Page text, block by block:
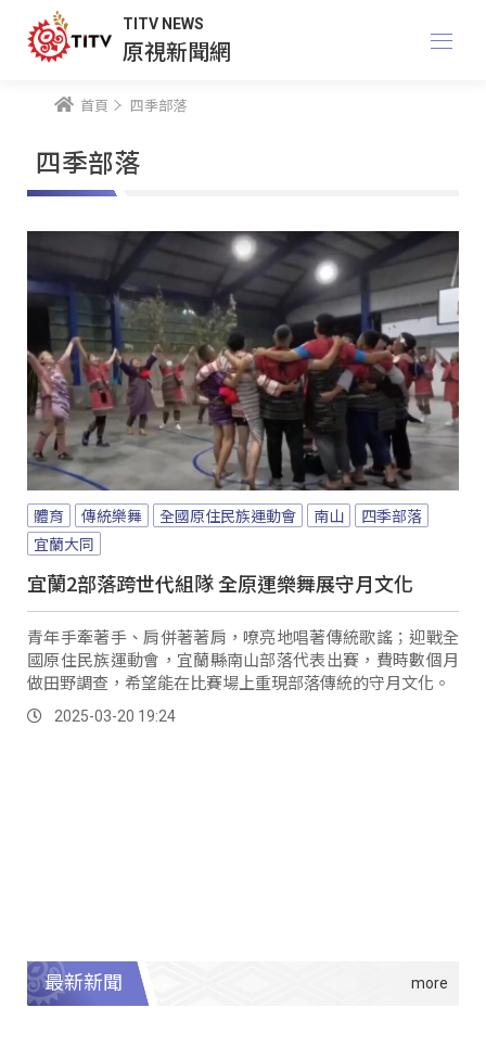
TITV NEWS
原視新聞網
首頁 四季部落
四季部落
體育 傳統樂舞 全國原住民族運動會 南山
四季部落
宜蘭大同
宜蘭2部落跨世代組隊 全原運樂舞展守月文化
青年手牽著手、肩併著著肩，嘹亮地唱著傳統歌謠；迎戰全
國原住民族運動會，宜蘭縣南山部落代表出賽，費時數個月
做田野調查，希望能在比賽場上重現部落傳統的守月文化。
2025-03-20 19:24
最新新聞